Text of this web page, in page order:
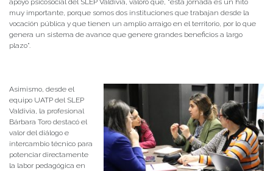
muy importante, porque somos dos instituciones que trabajan desde la
vocación pública y que tienen un amplio arraigo en el territorio, por lo que
genera un sistema de avance que genere grandes beneficios a largo
plazo”.
Asimismo, desde el
equipo UATP del SLEP
Valdivia, la profesional
Bárbara Toro destacó el
valor del diálogo e
intercambio técnico para
potenciar directamente
la labor pedagógica en